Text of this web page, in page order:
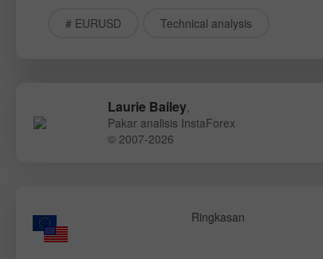
# EURUSD Technical analysis
Laurie Bailey,
Pakar analisis InstaForex
© 2007-2026
Ringkasan